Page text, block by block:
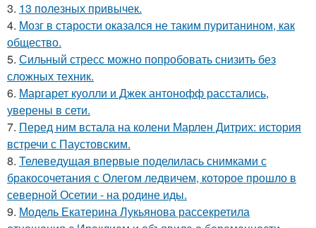
3. 13 полезных привычек.
4. Мозг в старости оказался не таким пуританином, как
общество.
5. Сильный стресс можно попробовать снизить без
сложных техник.
6. Маргарет куолли и Джек антонофф расстались,
уверены в сети.
7. Перед ним встала на колени Марлен Дитрих: история
встречи с Паустовским.
8. Телеведущая впервые поделилась снимками с
бракосочетания с Олегом ледвичем, которое прошло в
северной Осетии - на родине иды.
9. Модель Екатерина Лукьянова рассекретила